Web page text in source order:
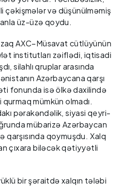
çəkişmələr və düşünülməmiş
üz-üzə qoydu.
AXC–Müsavat cütlüyünün
institutları zəiflədi, iqtisadi
silahlı qruplar arasında
Azərbaycana qarşı
fonunda isə ölkə daxilində
mümkün olmadı.
pərakəndəlik, siyasi qeyri-
mübarizə Azərbaycan
qoymuşdu. Xalq
çıxara biləcək qətiyyətli
bir şəraitdə xalqın tələbi